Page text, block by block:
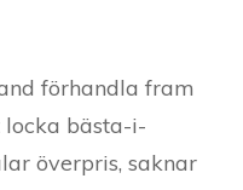
förhandla fram
bästa-i-
överpris, saknar